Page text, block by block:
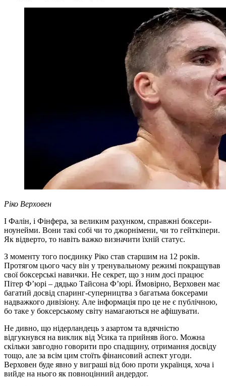
Ріко Верховен
І Фалін, і Фінфера, за великим рахунком, справжні боксери-
ноунейми. Вони такі собі чи то джорнімени, чи то гейткіпери.
Як відверто, то навіть важко визначити їхній статус.
З моменту того поєдинку Ріко став старшим на 12 років.
Протягом цього часу він у тренувальному режимі покращував
свої боксерські навички. Не секрет, що з ним досі працює
Пітер Ф’юрі – дядько Тайсона Ф’юрі. Ймовірно, Верховен має
багатий досвід спаринг-суперництва з багатьма боксерами
надважкого дивізіону. Але інформація про це не є публічною,
бо таке у боксерському світу намагаються не афішувати.
Не дивно, що нідерландець з азартом та вдячністю
відгукнувся на виклик від Усика та прийняв його. Можна
скільки завгодно говорити про спадщину, отримання досвіду
тощо, але за всім цим стоїть фінансовий аспект угоди.
Верховен буде явно у виграші від бою проти українця, хоча і
вийде на нього як повноцінний андердог.